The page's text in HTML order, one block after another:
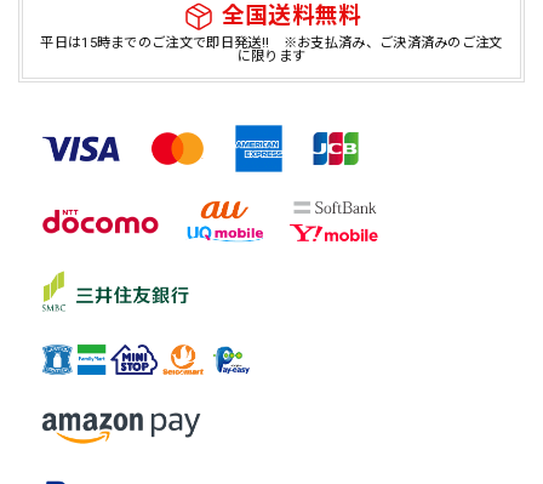
全国送料無料
平日は15時までのご注文で即日発送!! ※お支払済み、ご決済済みのご注文
に限ります